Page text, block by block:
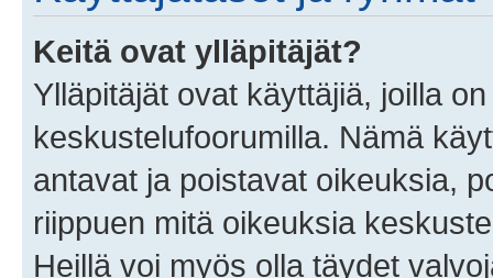
Keitä ovat ylläpitäjät?
Ylläpitäjät ovat käyttäjiä, joilla
keskustelufoorumilla. Nämä
antavat ja poistavat oikeuksia,
riippuen mitä oikeuksia
Heillä voi myös olla täydet